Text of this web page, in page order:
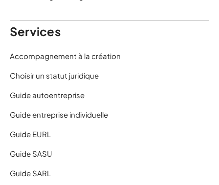
Services
Accompagnement à la création
Choisir un statut juridique
Guide autoentreprise
Guide entreprise individuelle
Guide EURL
Guide SASU
Guide SARL